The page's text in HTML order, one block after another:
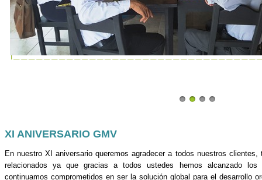
XI ANIVERSARIO GMV
En nuestro XI aniversario queremos agradecer a todos nuestros clientes,
relacionados ya que gracias a todos ustedes hemos alcanzado
continuamos comprometidos en ser la solución global para el desarrollo